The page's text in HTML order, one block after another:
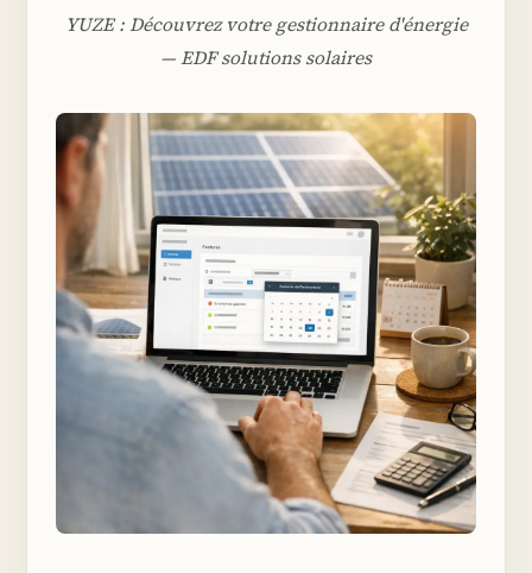
YUZE : Découvrez votre gestionnaire d'énergie
— EDF solutions solaires